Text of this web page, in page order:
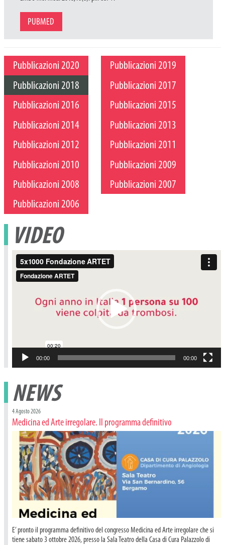
PUBMED
Pubblicazioni 2020
Pubblicazioni 2019
Pubblicazioni 2018
Pubblicazioni 2017
Pubblicazioni 2016
Pubblicazioni 2015
Pubblicazioni 2014
Pubblicazioni 2013
Pubblicazioni 2012
Pubblicazioni 2011
Pubblicazioni 2010
Pubblicazioni 2009
Pubblicazioni 2008
Pubblicazioni 2007
Pubblicazioni 2006
VIDEO
Video
Player
00:00 00:00
NEWS
4 Agosto 2026
Medicina ed Arte irregolare. Il programma definitivo
E’ pronto il programma definitivo del congresso Medicina ed Arte irregolare che si
tiene sabato 3 ottobre 2026, presso la Sala Teatro della Casa di Cura Palazzolo di